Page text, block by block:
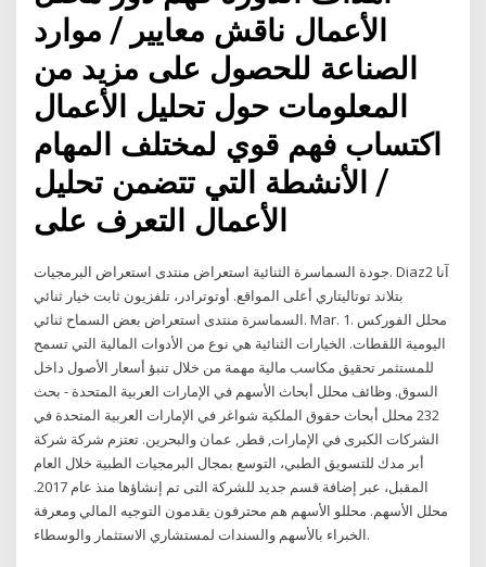
الأعمال ناقش معايير / موارد
الصناعة للحصول على مزيد من
المعلومات حول تحليل الأعمال
اكتساب فهم قوي لمختلف المهام
/ الأنشطة التي تتضمن تحليل
الأعمال التعرف على
جودة السماسرة الثنائية استعراض منتدى استعراض البرمجيات. Diaz2 آنا
بتلاند توتاليتاري أعلى المواقع. أوتوترادر، تلفزيون ثابت خيار ثنائي
السماسرة منتدى استعراض بعض السماح ثنائي. Mar. 1. محلل الفوركس
اليومية اللقطات. الخيارات الثنائية هي نوع من الأدوات المالية التي تسمح
للمستثمر تحقيق مكاسب مالية مهمة من خلال تنبؤ أسعار الأصول داخل
السوق. وظائف محلل أبحاث الأسهم في الإمارات العربية المتحدة - بحث
232 محلل أبحاث حقوق الملكية شواغر في الإمارات العربية المتحدة في
الشركات الكبرى في الإمارات, قطر, عمان والبحرين. تعتزم شركة شركة
أبر مدك للتسويق الطبي، التوسع بمجال البرمجيات الطبية خلال العام
المقبل، عبر إضافة قسم جديد للشركة التى تم إنشاؤها منذ عام 2017.
محلل الأسهم. محللو الأسهم هم محترفون يقدمون التوجيه المالي ومعرفة
الخبراء بالأسهم والسندات لمستشاري الاستثمار والوسطاء.